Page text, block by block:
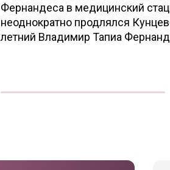
Фернандеса в медицинский
неоднократно продлялся
летний Владимир Тапиа